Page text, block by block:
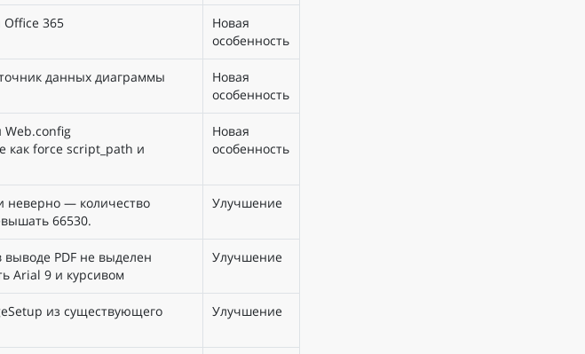
365
Новая
особенность
данных диаграммы
Новая
особенность
Web.config
как force script_path и
Новая
особенность
— количество
66530.
Улучшение
PDF не выделен
Arial 9 и курсивом
Улучшение
из существующего
Улучшение